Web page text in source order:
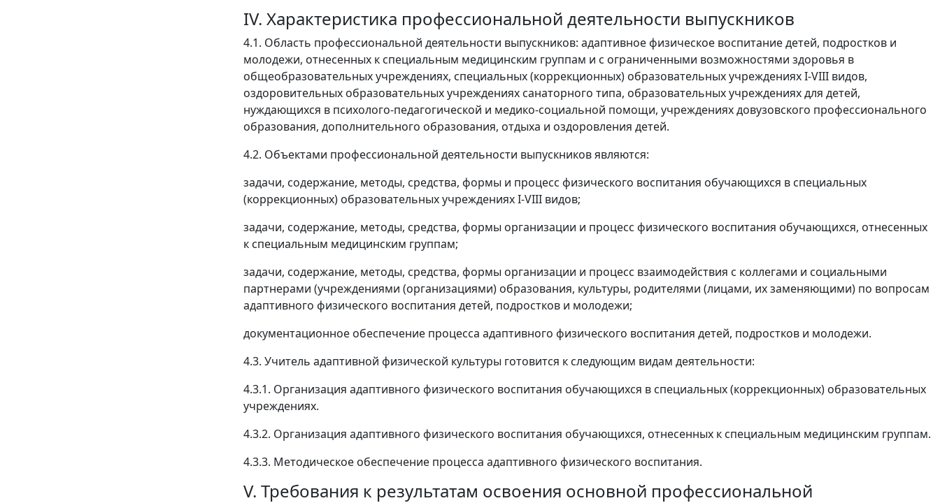
IV. Характеристика профессиональной деятельности выпускников
4.1. Область профессиональной деятельности выпускников: адаптивное физическое воспитание детей, подростков и
молодежи, отнесенных к специальным медицинским группам и с ограниченными возможностями здоровья в
общеобразовательных учреждениях, специальных (коррекционных) образовательных учреждениях I-VIII видов,
оздоровительных образовательных учреждениях санаторного типа, образовательных учреждениях для детей,
нуждающихся в психолого-педагогической и медико-социальной помощи, учреждениях довузовского профессионального
образования, дополнительного образования, отдыха и оздоровления детей.
4.2. Объектами профессиональной деятельности выпускников являются:
задачи, содержание, методы, средства, формы и процесс физического воспитания обучающихся в специальных
(коррекционных) образовательных учреждениях I-VIII видов;
задачи, содержание, методы, средства, формы организации и процесс физического воспитания обучающихся, отнесенных
к специальным медицинским группам;
задачи, содержание, методы, средства, формы организации и процесс взаимодействия с коллегами и социальными
партнерами (учреждениями (организациями) образования, культуры, родителями (лицами, их заменяющими) по вопросам
адаптивного физического воспитания детей, подростков и молодежи;
документационное обеспечение процесса адаптивного физического воспитания детей, подростков и молодежи.
4.3. Учитель адаптивной физической культуры готовится к следующим видам деятельности:
4.3.1. Организация адаптивного физического воспитания обучающихся в специальных (коррекционных) образовательных
учреждениях.
4.3.2. Организация адаптивного физического воспитания обучающихся, отнесенных к специальным медицинским группам.
4.3.3. Методическое обеспечение процесса адаптивного физического воспитания.
V. Требования к результатам освоения основной профессиональной